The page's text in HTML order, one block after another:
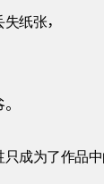
纸张，
成为了作品